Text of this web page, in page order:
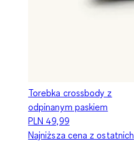
Torebka crossbody z
odpinanym paskiem
PLN 49,99
Najniższa cena z ostatnich